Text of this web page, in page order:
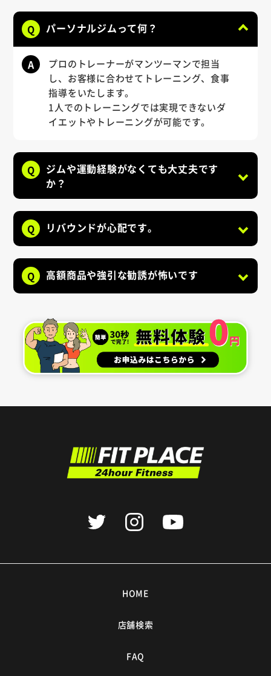
Q パーソナルジムって何？
A
プロのトレーナーがマンツーマンで担当
し、お客様に合わせてトレーニング、食事
指導をいたします。
1人でのトレーニングでは実現できないダ
イエットやトレーニングが可能です。
Q
ジムや運動経験がなくても大丈夫です
か？
Q リバウンドが心配です。
Q 高額商品や強引な勧誘が怖いです
HOME
店舗検索
FAQ